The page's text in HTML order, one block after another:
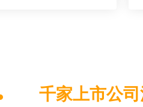
千家上市公